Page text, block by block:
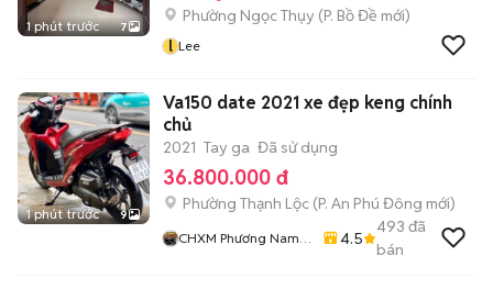
1 phút trước 7
Phường Ngọc Thụy (P. Bồ Đề mới)
l Lee
1 phút trước 9
Va150 date 2021 xe đẹp keng chính
chủ
2021 Tay ga Đã sử dụng
36.800.000 đ
Phường Thạnh Lộc (P. An Phú Đông mới)
CHXM Phương Nam
4.5
493 đã
bán